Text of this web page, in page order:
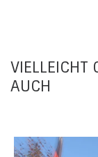
VIELLEICHT
AUCH